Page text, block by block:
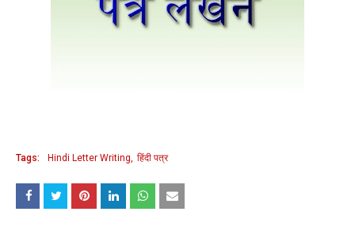
Tags: Hindi Letter Writing हिंदी पत्र